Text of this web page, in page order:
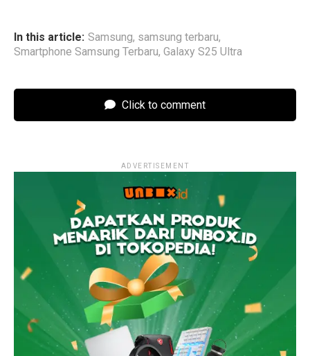
In this article: Samsung, samsung terbaru,
Smartphone Samsung Terbaru, Galaxy S25 Ultra
Click to comment
ADVERTISEMENT